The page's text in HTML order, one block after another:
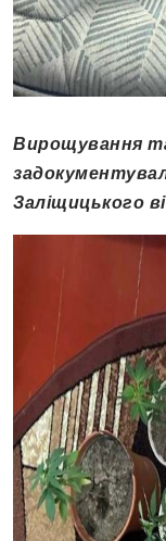
Вирощування та
Заліщицького